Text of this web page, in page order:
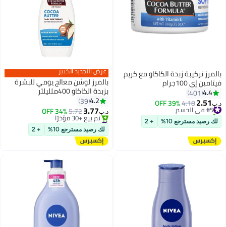
بالمرز تركيبة زبدة الكاكاو مع كريم
فيتامين إي 100جرام
4.4
401
د.ب‏2.51
4.18
39% OFF #5 في الجسم
تم بيع +80 مؤخرًا
#5 في الجسم
لك رصيد مسترجع 10% + 2
عرض التجديد الكبير
بالمرز لوشن معالج يومي للبشرة
بزبدة الكاكاو 400ملليلتر
4.2
39
د.ب‏3.77
5.72
34% OFF
#7 في الجسم
أقل سعر في 30 يوم
تم بيع +30 مؤخرًا
#7 في الجسم
لك رصيد مسترجع 10% + 2